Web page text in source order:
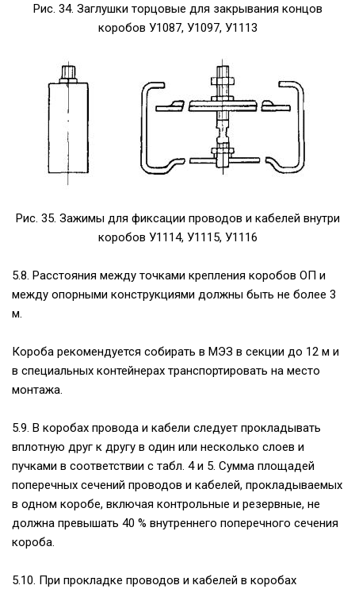
Рис. 34. Заглушки торцовые для закрывания концов
коробов У1087, У1097, У1113
Рис. 35. Зажимы для фиксации проводов и кабелей внутри
коробов У1114, У1115, У1116
5.8. Расстояния между точками крепления коробов ОП и
между опорными конструкциями должны быть не более 3
м.
Короба рекомендуется собирать в МЭЗ в секции до 12 м и
в специальных контейнерах транспортировать на место
монтажа.
5.9. В коробах провода и кабели следует прокладывать
вплотную друг к другу в один или несколько слоев и
пучками в соответствии с табл. 4 и 5. Сумма площадей
поперечных сечений проводов и кабелей, прокладываемых
в одном коробе, включая контрольные и резервные, не
должна превышать 40 % внутреннего поперечного сечения
короба.
5.10. При прокладке проводов и кабелей в коробах